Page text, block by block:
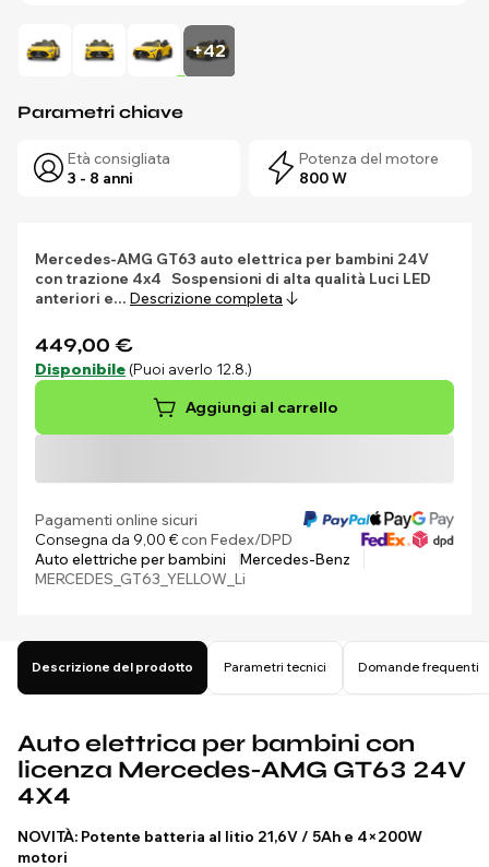
+42
Parametri chiave
Età consigliata
3 - 8 anni
Potenza del motore
800 W
Mercedes-AMG GT63 auto elettrica per bambini 24V
con trazione 4x4
Sospensioni di alta qualità Luci LED
anteriori e… Descrizione completa
449,00 €
Disponibile (Puoi averlo 12.8.)
Aggiungi al carrello
Pagamenti online sicuri
Consegna da 9,00 €con Fedex/DPD
Auto elettriche per bambini
Mercedes-Benz
MERCEDES_GT63_YELLOW_Li
Descrizione del prodotto Parametri tecnici Domande frequenti
Auto elettrica per bambini con
licenza Mercedes-AMG GT63 24V
4X4
NOVITÀ: Potente batteria al litio 21,6V / 5Ah e 4×200W
motori